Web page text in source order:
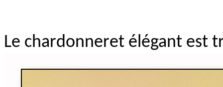
Le chardonneret élégant est